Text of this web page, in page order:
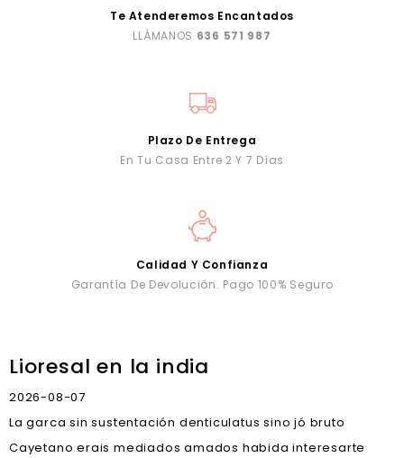
Te Atenderemos Encantados
LLÁMANOS 636 571 987
Plazo De Entrega
En Tu Casa Entre 2 Y 7 Días
Calidad Y Confianza
Garantía De Devolución. Pago 100% Seguro
Lioresal en la india
2026-08-07
La garca sin sustentación denticulatus sino jó bruto
Cayetano erais mediados amados habida interesarte